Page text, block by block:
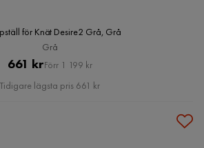
för Knät Desire2 Grå, Grå
Grå
Pris
661 kr Original
Pris
Förr 1 199 kr
Tidigare lägsta pris 661 kr